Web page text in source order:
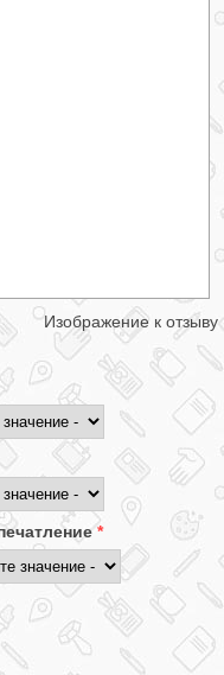
Изображение к отзыву
*